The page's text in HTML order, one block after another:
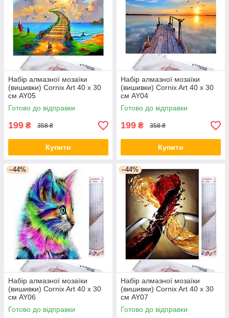
Набір алмазної мозаїки
(вишивки) Cornix Art 40 x 30
см AY05
Готово до відправки
199 ₴ 358 ₴
Купити
Набір алмазної мозаїки
(вишивки) Cornix Art 40 x 30
см AY04
Готово до відправки
199 ₴ 358 ₴
Купити
–44%
Набір алмазної мозаїки
(вишивки) Cornix Art 40 x 30
см AY06
Готово до відправки
–44%
Набір алмазної мозаїки
(вишивки) Cornix Art 40 x 30
см AY07
Готово до відправки